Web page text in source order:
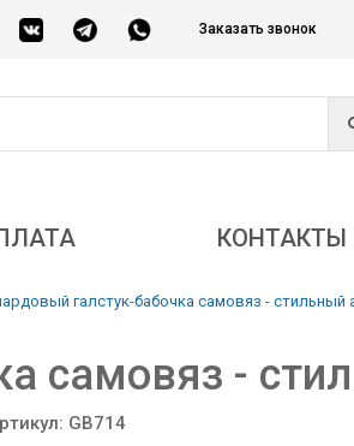
Заказать звонок
КОНТАКТЫ
галстук-бабочка самовяз - стильный
самовяз -
GB714